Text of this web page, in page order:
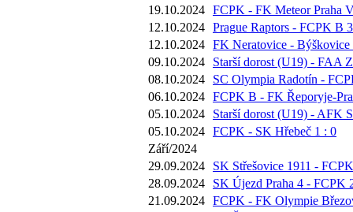
19.10.2024 FCPK - FK Meteor Praha
12.10.2024 Prague Raptors - FCPK B
12.10.2024 FK Neratovice -
09.10.2024
Starší dorost (U19) - FAA
08.10.2024
SC Olympia Radotín -
06.10.2024 FCPK B - FK Řeporyje-
05.10.2024
Starší dorost (U19) - AFK
05.10.2024 FCPK - SK Hřebeč 1 : 0
Září/2024
29.09.2024
SK Střešovice 1911 -
28.09.2024
SK Újezd Praha 4 - FCPK
21.09.2024 FCPK - FK Olympie